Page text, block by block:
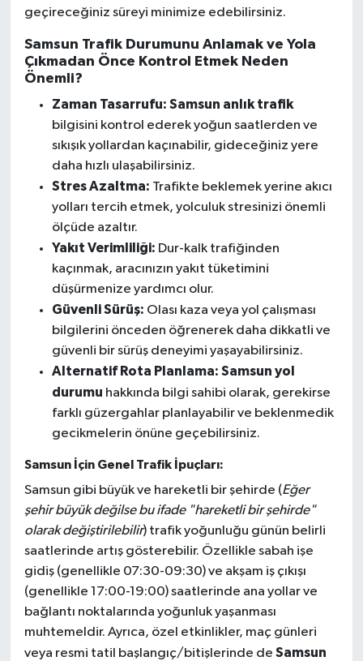
geçireceğiniz süreyi minimize edebilirsiniz.
Samsun Trafik Durumunu Anlamak ve Yola
Çıkmadan Önce Kontrol Etmek Neden
Önemli?
Zaman Tasarrufu: Samsun anlık trafik
bilgisini kontrol ederek yoğun saatlerden ve
sıkışık yollardan kaçınabilir, gideceğiniz yere
daha hızlı ulaşabilirsiniz.
Stres Azaltma: Trafikte beklemek yerine akıcı
yolları tercih etmek, yolculuk stresinizi önemli
ölçüde azaltır.
Yakıt Verimliliği: Dur-kalk trafiğinden
kaçınmak, aracınızın yakıt tüketimini
düşürmenize yardımcı olur.
Güvenli Sürüş: Olası kaza veya yol çalışması
bilgilerini önceden öğrenerek daha dikkatli ve
güvenli bir sürüş deneyimi yaşayabilirsiniz.
Alternatif Rota Planlama: Samsun yol
durumu hakkında bilgi sahibi olarak, gerekirse
farklı güzergahlar planlayabilir ve beklenmedik
gecikmelerin önüne geçebilirsiniz.
Samsun İçin Genel Trafik İpuçları:
Samsun gibi büyük ve hareketli bir şehirde (Eğer
şehir büyük değilse bu ifade "hareketli bir şehirde"
olarak değiştirilebilir) trafik yoğunluğu günün belirli
saatlerinde artış gösterebilir. Özellikle sabah işe
gidiş (genellikle 07:30-09:30) ve akşam iş çıkışı
(genellikle 17:00-19:00) saatlerinde ana yollar ve
bağlantı noktalarında yoğunluk yaşanması
muhtemeldir. Ayrıca, özel etkinlikler, maç günleri
veya resmi tatil başlangıç/bitişlerinde de Samsun